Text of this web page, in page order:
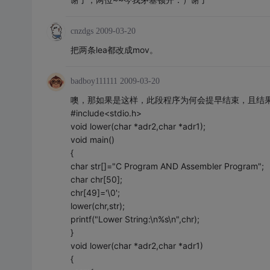
cnzdgs 2009-03-20
把两条lea都改成mov。
badboy111111 2009-03-20
噢，那如果是这样，此段程序为何会提早结束，且结
#include<stdio.h>
void lower(char *adr2,char *adr1);
void main()
{
char str[]="C Program AND Assembler Program";
char chr[50];
chr[49]='\0';
lower(chr,str);
printf("Lower String:\n%s\n",chr);
}
void lower(char *adr2,char *adr1)
{